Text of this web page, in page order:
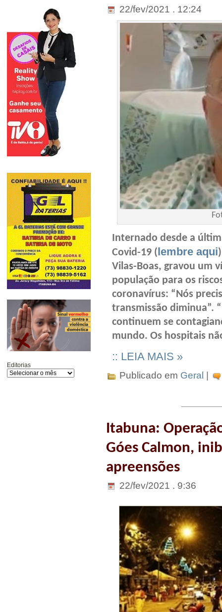
Editorias
22/fev/2021 . 12:24
Internado desde a
Covid-19 (lembre aqui
Vilas-Boas, gravou um
população para os
coronavírus: “Nós
transmissão diminua”.
continuem se
mundo. Os hospitais
:: LEIA MAIS »
Publicado em Geral
Itabuna:
Góes Calmon,
apreensões
22/fev/2021 . 9:36